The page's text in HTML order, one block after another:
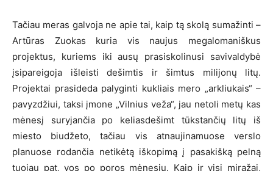
Tačiau meras galvoja ne apie tai, kaip tą skolą sumažinti –
Artūras Zuokas kuria vis naujus megalomaniškus
projektus, kuriems iki ausų prasiskolinusi savivaldybė
įsipareigoja išleisti dešimtis ir šimtus milijonų litų.
Projektai prasideda palyginti kukliais mero „arkliukais“ –
pavyzdžiui, taksi įmone „Vilnius veža“, jau netoli metų kas
mėnesį suryjančia po keliasdešimt tūkstančių litų iš
miesto biudžeto, tačiau vis atnaujinamuose verslo
planuose rodančia netikėtą iškopimą į pasakišką pelną
tuojau pat, vos po poros mėnesių. Kaip ir visi miražai,